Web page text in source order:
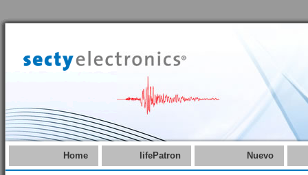
Home lifePatron Nuevo